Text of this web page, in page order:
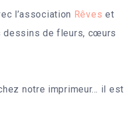
l’association Rêves et
dessins de fleurs, cœurs
notre imprimeur… il est